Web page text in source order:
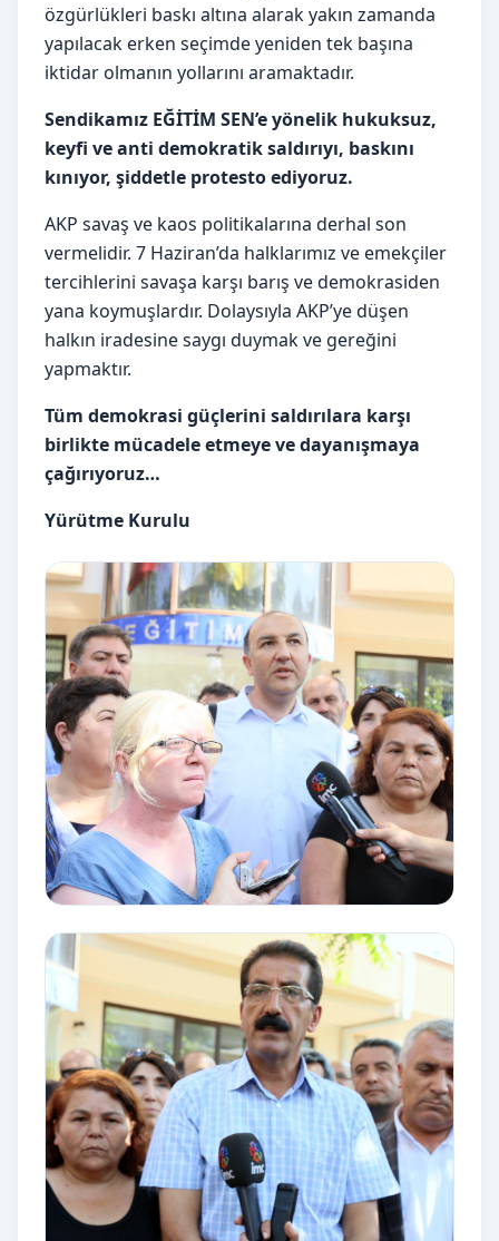
özgürlükleri baskı altına alarak yakın zamanda
yapılacak erken seçimde yeniden tek başına
iktidar olmanın yollarını aramaktadır.
Sendikamız EĞİTİM SEN’e yönelik hukuksuz,
keyfi ve anti demokratik saldırıyı, baskını
kınıyor, şiddetle protesto ediyoruz.
AKP savaş ve kaos politikalarına derhal son
vermelidir. 7 Haziran’da halklarımız ve emekçiler
tercihlerini savaşa karşı barış ve demokrasiden
yana koymuşlardır. Dolaysıyla AKP’ye düşen
halkın iradesine saygı duymak ve gereğini
yapmaktır.
Tüm demokrasi güçlerini saldırılara karşı
birlikte mücadele etmeye ve dayanışmaya
çağırıyoruz…
Yürütme Kurulu